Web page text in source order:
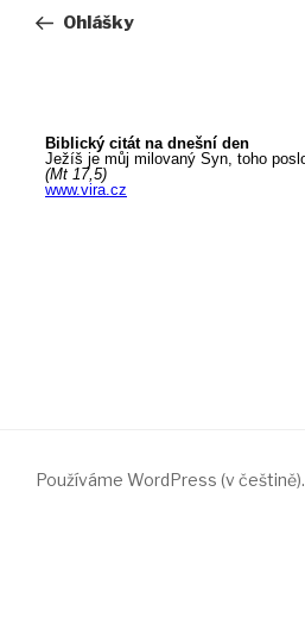
příspěvek
příspěvek
Ohlášky
Používáme WordPress (v češtině).